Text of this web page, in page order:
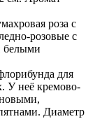
роза с
розовые с
белыми
для
У неё кремово-
Диаметр